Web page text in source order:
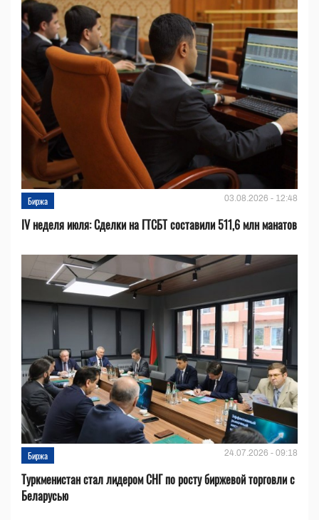
Биржа 03.08.2026 - 12:48
IV неделя июля: Сделки на ГТСБТ составили 511,6 млн манатов
Биржа 24.07.2026 - 09:18
Туркменистан стал лидером СНГ по росту биржевой торговли с
Беларусью